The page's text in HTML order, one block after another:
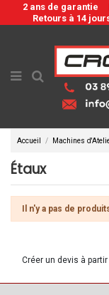
2 ans de garantie
Retours à 14
Accueil Machines
Étaux
Il n'y a pas de
Créer un devis à